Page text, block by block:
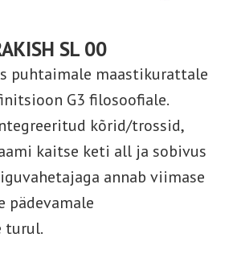
SL 00
puhtaimale maastikurattale
G3 filosoofiale.
kõrid/trossid,
kaitse keti all ja sobivus
annab viimase
pädevamale
turul.